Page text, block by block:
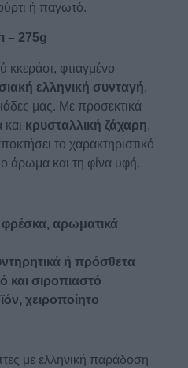
ή παγωτό.
– 275g
κκεράσι, φτιαγμένο
ελληνική συνταγή,
μας. Με προσεκτικά
και κρυσταλλική ζάχαρη,
το χαρακτηριστικό
άρωμα και τη φίνα υφή.
αρωματικά
ή πρόσθετα
και σιροπιαστό
χειροποίητο
με ελληνική παράδοση